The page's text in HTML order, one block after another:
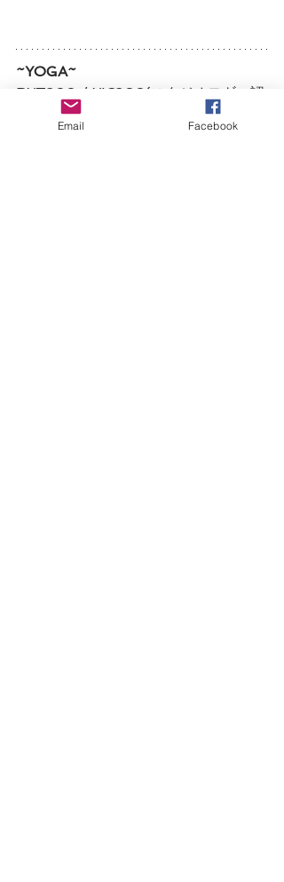
~YOGA~
RYT200 / YIC200(スタジオヨギー認
定インストラクター） チェアヨガ修了
～Pelvis～
Email Facebook